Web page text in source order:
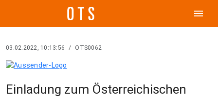
menu
03.02.2022, 10:13:56 / OTS0062
Einladung zum Österreichischen